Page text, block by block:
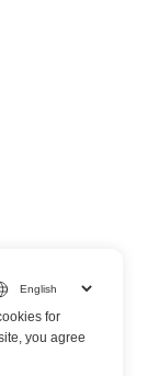
for
you agree